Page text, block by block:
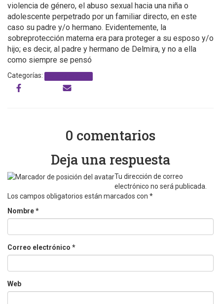
violencia de género, el abuso sexual hacia una niña o
adolescente perpetrado por un familiar directo, en este
caso su padre y/o hermano. Evidentemente, la
sobreprotección materna era para proteger a su esposo y/o
hijo; es decir, al padre y hermano de Delmira, y no a ella
como siempre se pensó
Categorías:
0 comentarios
Deja una respuesta
Tu dirección de correo
electrónico no será publicada.
Los campos obligatorios están marcados con *
Nombre*
Correo electrónico *
Web